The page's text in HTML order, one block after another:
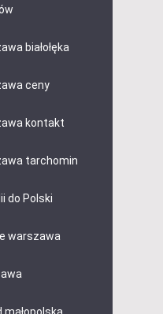
białołęka
ceny
kontakt
tarchomin
do Polski
warszawa